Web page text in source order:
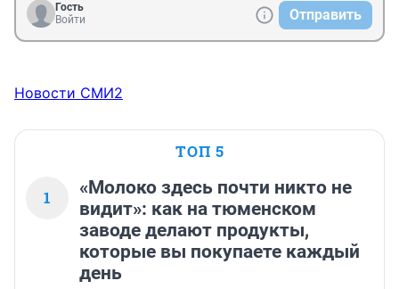
Гость
Войти
Отправить
Новости СМИ2
ТОП 5
1
«Молоко здесь почти никто не
видит»: как на тюменском
заводе делают продукты,
которые вы покупаете каждый
день